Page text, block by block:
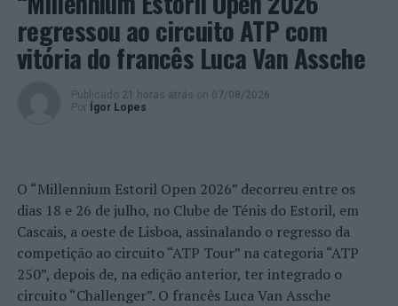
em segundo lugar, e da “Padaria da Corte António
Martins”, em terceiro lugar. Coube ao executivo do
Município de Castro Marim e ao júri do concurso
elogiando o compromisso com a afirmação e identidade
TÓPICOS RELACIONADOS: CASTRO MARIM
DESTAQUE
DIAS MEDIEVAIS
GASTRONOMIA HISTÓRIA TURISMO
PRÓXIMO
Viseu: Detido por tráfico de drogas após cumprimento
de Mandado de Busca Domiciliária
regressou ao circuito ATP com
vitória do francês Luca Van Assche
Publicado 21 horas atrás on 07/08/2026
Por
Ígor Lopes
O “Millennium Estoril Open 2026” decorreu entre os
dias 18 e 26 de julho, no Clube de Ténis do Estoril, em
Cascais, a oeste de Lisboa, assinalando o regresso da
competição ao circuito “ATP Tour” na categoria “ATP
250”, depois de, na edição anterior, ter integrado o
circuito “Challenger”. O francês Luca Van Assche